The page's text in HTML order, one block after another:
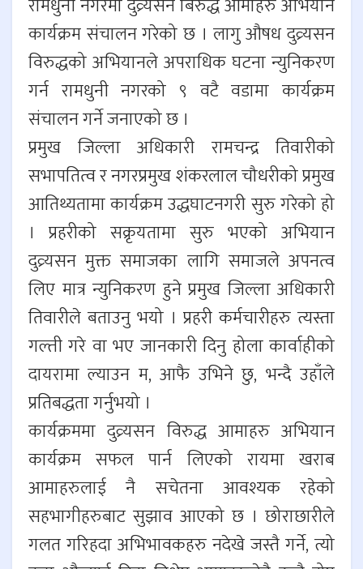
रामधुनी नगरमा दुव्र्यसन बिरुद्ध आमाहरु अभियान
कार्यक्रम संचालन गरेको छ । लागु औषध दुव्र्यसन
विरुद्धको अभियानले अपराधिक घटना न्युनिकरण
गर्न रामधुनी नगरको ९ वटै वडामा कार्यक्रम
संचालन गर्ने जनाएको छ ।
प्रमुख जिल्ला अधिकारी रामचन्द्र तिवारीको
सभापतित्व र नगरप्रमुख शंकरलाल चौधरीको प्रमुख
आतिथ्यतामा कार्यक्रम उद्धघाटनगरी सुरु गरेको हो
। प्रहरीको सक्रृयतामा सुरु भएको अभियान
दुव्र्यसन मुक्त समाजका लागि समाजले अपनत्व
लिए मात्र न्युनिकरण हुने प्रमुख जिल्ला अधिकारी
तिवारीले बताउनु भयो । प्रहरी कर्मचारीहरु त्यस्ता
गल्ती गरे वा भए जानकारी दिनु होला कार्वाहीको
दायरामा ल्याउन म, आफै उभिने छु, भन्दै उहाँले
प्रतिबद्धता गर्नुभयो ।
कार्यक्रममा दुव्र्यसन विरुद्ध आमाहरु अभियान
कार्यक्रम सफल पार्न लिएको रायमा खराब
आमाहरुलाई नै सचेतना आवश्यक रहेको
सहभागीहरुबाट सुझाव आएको छ । छोराछारीले
गलत गरिहदा अभिभावकहरु नदेखे जस्तै गर्ने, त्यो